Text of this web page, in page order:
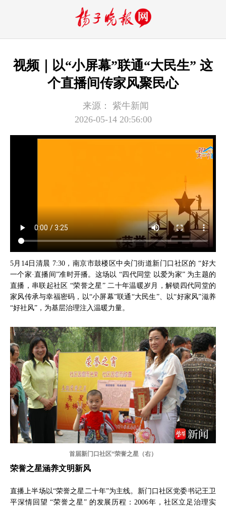
视频｜以“小屏幕”联通“大民生” 这
个直播间传家风聚民心
来源：
紫牛新闻
2026-05-14 20:56:00
5月14日清晨 7:30，南京市鼓楼区中央门街道新门口社区的 “好大
一个家·直播间”准时开播。这场以 “四代同堂 以爱为家” 为主题的
直播，串联起社区 “荣誉之星” 二十年温暖岁月，解锁四代同堂的
家风传承与幸福密码，以“小屏幕”联通“大民生”、以“好家风”滋养
“好社风”，为基层治理注入温暖力量。
首届新门口社区“荣誉之星（右）
荣誉之星涵养文明新风
直播上半场以“荣誉之星二十年”为主线。新门口社区党委书记王卫
平深情回望 “荣誉之星” 的发展历程：2006年，社区立足治理实